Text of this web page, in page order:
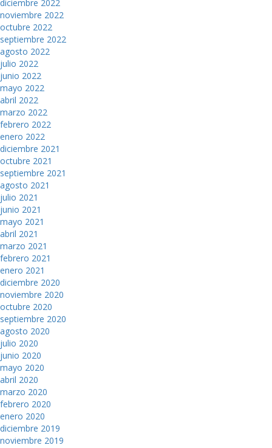
diciembre 2022
noviembre 2022
octubre 2022
septiembre 2022
agosto 2022
julio 2022
junio 2022
mayo 2022
abril 2022
marzo 2022
febrero 2022
enero 2022
diciembre 2021
octubre 2021
septiembre 2021
agosto 2021
julio 2021
junio 2021
mayo 2021
abril 2021
marzo 2021
febrero 2021
enero 2021
diciembre 2020
noviembre 2020
octubre 2020
septiembre 2020
agosto 2020
julio 2020
junio 2020
mayo 2020
abril 2020
marzo 2020
febrero 2020
enero 2020
diciembre 2019
noviembre 2019